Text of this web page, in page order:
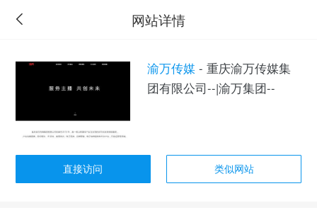
网站详情
渝万传媒- 重庆渝万传媒集
团有限公司--|渝万集团--
直接访问 类似网站